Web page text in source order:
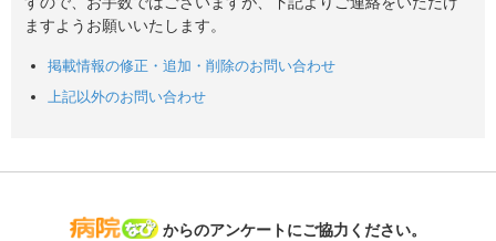
ますようお願いいたします。
掲載情報の修正・追加・削除のお問い合わせ
上記以外のお問い合わせ
病院なび
からのアンケートにご協力ください。